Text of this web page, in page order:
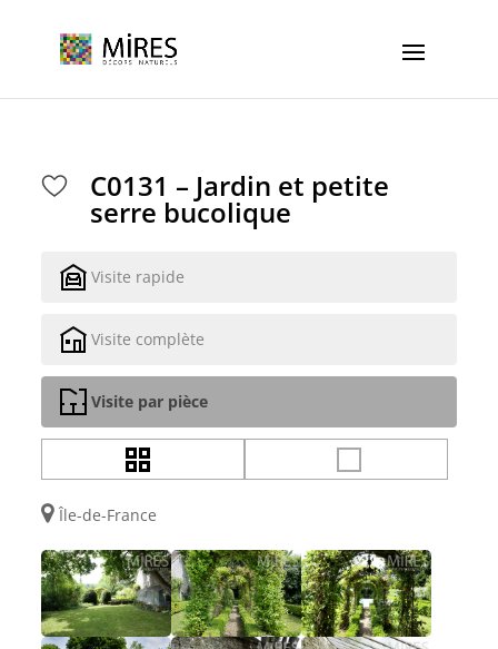
C0131 – Jardin et petite
serre bucolique
Visite rapide
Visite complète
Visite par pièce
Île-de-France